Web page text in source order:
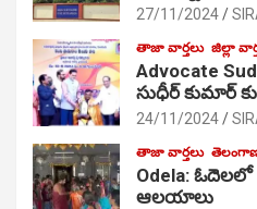
27/11/2024
తాజా వార్తలు జిల్లా
Advocate
సుధీర్ కుమార్
24/11/2024
తాజా వార్తలు
Odela:
ఆల‌యాలు